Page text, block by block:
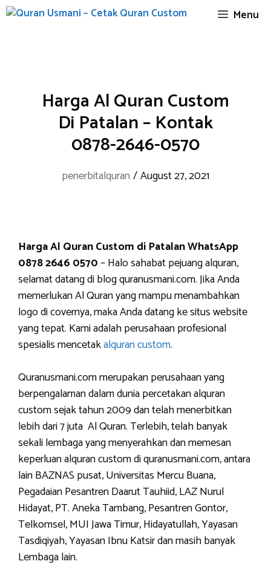
Skip
Menu
Harga Al Quran Custom
Di Patalan – Kontak
0878-2646-0570
penerbitalquran /August 27, 2021
Harga Al Quran Custom di Patalan WhatsApp
0878 2646 0570– Halo sahabat pejuang alquran,
selamat datang di blog quranusmani.com. Jika Anda
memerlukan Al Quran yang mampu menambahkan
logo di covernya, maka Anda datang ke situs website
yang tepat. Kami adalah perusahaan profesional
spesialis mencetakalquran custom.
Quranusmani.com merupakan perusahaan yang
berpengalaman dalam dunia percetakan alquran
custom sejak tahun 2009 dan telah menerbitkan
lebih dari 7 juta Al Quran. Terlebih, telah banyak
sekali lembaga yang menyerahkan dan memesan
keperluan alquran custom di quranusmani.com, antara
lain BAZNAS pusat, Universitas Mercu Buana,
Pegadaian Pesantren Daarut Tauhiid, LAZ Nurul
Hidayat, PT. Aneka Tambang, Pesantren Gontor,
Telkomsel, MUI Jawa Timur, Hidayatullah, Yayasan
Tasdiqiyah, Yayasan Ibnu Katsir dan masih banyak
Lembaga lain.